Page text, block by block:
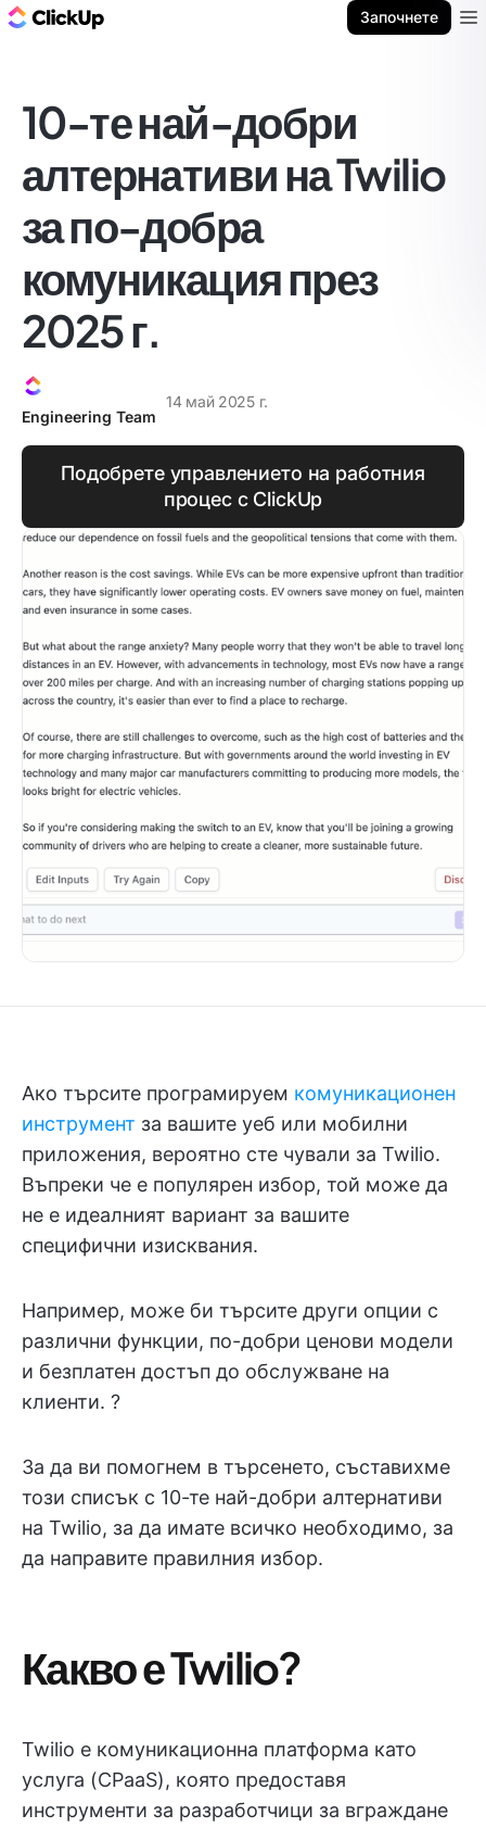
Започнете
10-те най-добри
алтернативи на Twilio
за по-добра
комуникация през
2025 г.
Engineering Team
14 май 2025 г.
Подобрете управлението на работния
процес с ClickUp
Ако търсите програмируем комуникационен
инструмент за вашите уеб или мобилни
приложения, вероятно сте чували за Twilio.
Въпреки че е популярен избор, той може да
не е идеалният вариант за вашите
специфични изисквания.
Например, може би търсите други опции с
различни функции, по-добри ценови модели
и безплатен достъп до обслужване на
клиенти. ?
За да ви помогнем в търсенето, съставихме
този списък с 10-те най-добри алтернативи
на Twilio, за да имате всичко необходимо, за
да направите правилния избор.
Какво е Twilio?
Twilio е комуникационна платформа като
услуга (CPaaS), която предоставя
инструменти за разработчици за вграждане